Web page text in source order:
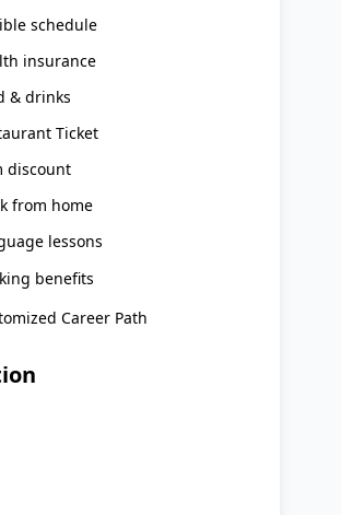
schedule
insurance
& drinks
Ticket
discount
from home
lessons
benefits
Career Path